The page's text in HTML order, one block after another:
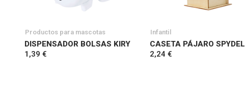
Productos para mascotas
DISPENSADOR BOLSAS KIRY
1,39 €
Infantil
CASETA PÁJARO SPYDEL
2,24 €